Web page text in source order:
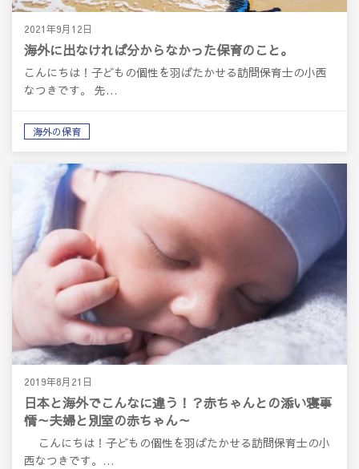
2021年9月12日
海外に出なければ分からなかった保育のこと。
こんにちは！子どもの個性を羽ばたかせる訪問保育士の小西
なつきです。 先…
海外の保育
2019年8月21日
日本と海外でこんなに違う！？赤ちゃんとの添い寝事
情～夫婦と別室の赤ちゃん～
こんにちは！子どもの個性を羽ばたかせる訪問保育士の小
西なつきです。…